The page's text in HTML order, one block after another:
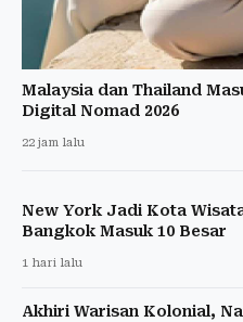
Malaysia dan Thailand
Digital Nomad 2026
22 jam lalu
New York Jadi Kota
Bangkok Masuk 10 Besar
1 hari lalu
Akhiri Warisan Kolonial,